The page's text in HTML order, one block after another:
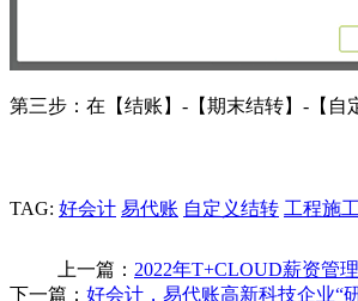
第三步：在【结账】-【期末结转】-【自
TAG: 好会计 易代账 自定义结转 工程施工
上一篇： 2022年T+CLOUD薪资管
下一篇： 好会计，易代账高新科技企业“